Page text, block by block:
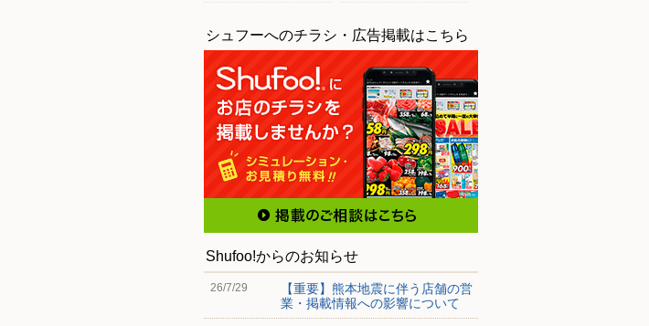
シュフーへのチラシ・広告掲載はこちら
Shufoo!からのお知らせ
26/7/29
【重要】熊本地震に伴う店舗の営
業・掲載情報への影響について